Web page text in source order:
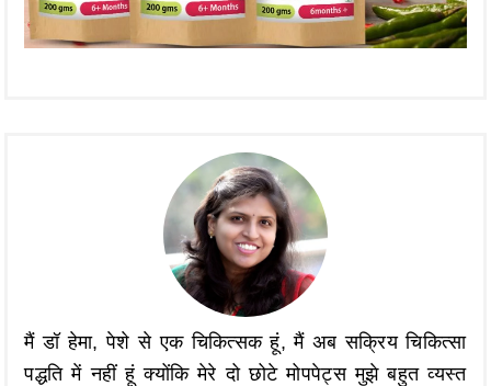
मैं डॉ हेमा, पेशे से एक चिकित्सक हूं, मैं अब सक्रिय चिकित्सा
पद्धति में नहीं हूं क्योंकि मेरे दो छोटे मोपपेट्स मुझे बहुत व्यस्त